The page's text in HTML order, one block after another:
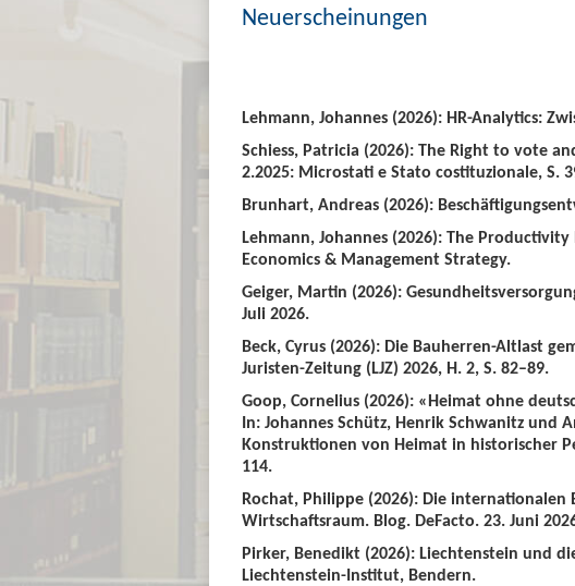
Neuerscheinungen
Lehmann, Johannes (2026): HR-Analytics:
Schiess, Patricia (2026): The Right to vote
2.2025: Microstati e Stato costituzionale, S.
Brunhart, Andreas (2026):
Lehmann, Johannes (2026): The
Economics & Management Strategy.
Geiger, Martin (2026):
Juli 2026.
Beck, Cyrus (2026): Die Bauherren-Altlast
Juristen-Zeitung (LJZ) 2026, H. 2, S. 82–89.
Goop, Cornelius (2026): «Heimat ohne
In: Johannes Schütz, Henrik Schwanitz und
Konstruktionen von Heimat in historischer
114.
Rochat, Philippe (2026): Die internationalen
Wirtschaftsraum. Blog. DeFacto. 23. Juni
Pirker, Benedikt (2026): Liechtenstein und
Liechtenstein-Institut, Bendern.